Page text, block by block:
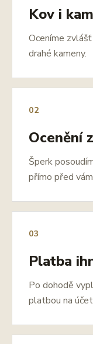
Kov i
Oceníme
drahé kameny.
02
Ocenění
Šperk
přímo před
03
Platba
Po dohodě
platbou na